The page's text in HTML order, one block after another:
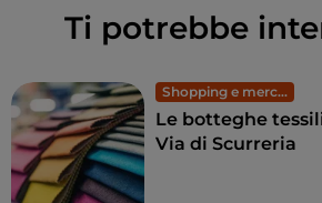
bistrot lungo la via per gustare un
vino.
Dopo pranzo, poco prima di
antiquaria per trattare il prezzo di
antica, è bene passare dal civico 26
Ti potrebbe
Shopping e mercati
Le botteghe
Via di Scurreria